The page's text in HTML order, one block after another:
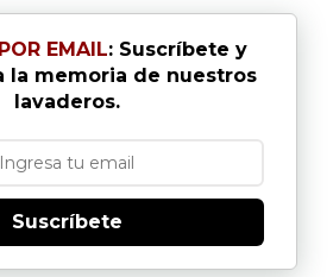
EMAIL: Suscríbete y
la memoria de nuestros
lavaderos.
Suscríbete